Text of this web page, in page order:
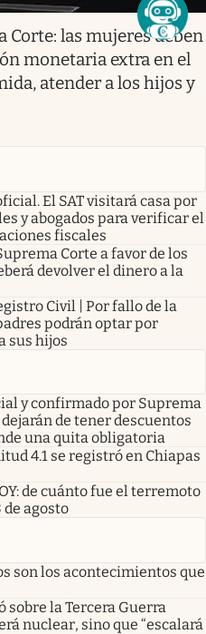
Corte: las mujeres deben
monetaria extra en el
atender a los hijos y
El SAT visitará casa por
y abogados para verificar el
fiscales
Corte a favor de los
devolver el dinero a la
Civil | Por fallo de la
podrán optar por
sus hijos
y confirmado por Suprema
de tener descuentos
una quita obligatoria
4.1 se registró en Chiapas
de cuánto fue el terremoto
de agosto
son los acontecimientos que
sobre la Tercera Guerra
nuclear, sino que “escalará